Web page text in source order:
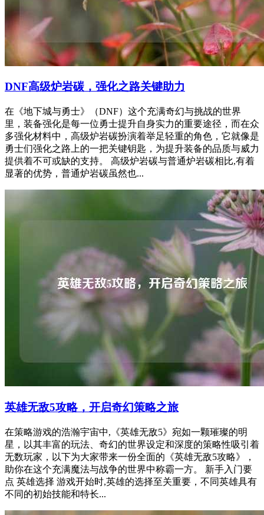
DNF高级炉岩碳，强化之路关键助力
在《地下城与勇士》（DNF）这个充满奇幻与挑战的世界
里，装备强化是每一位勇士提升自身实力的重要途径，而在众
多强化材料中，高级炉岩碳扮演着举足轻重的角色，它就像是
勇士们强化之路上的一把关键钥匙，为提升装备的品质与威力
提供着不可或缺的支持。 高级炉岩碳与普通炉岩碳相比,有着
显著的优势，普通炉岩碳虽然也...
英雄无敌5攻略，开启奇幻策略之旅
在策略游戏的浩瀚宇宙中,《英雄无敌5》宛如一颗璀璨的明
星，以其丰富的玩法、奇幻的世界设定和深度的策略性吸引着
无数玩家，以下为大家带来一份全面的《英雄无敌5攻略》，
助你在这个充满魔法与战争的世界中称霸一方。 新手入门要
点 英雄选择 游戏开始时,英雄的选择至关重要，不同英雄具有
不同的初始技能和特长...